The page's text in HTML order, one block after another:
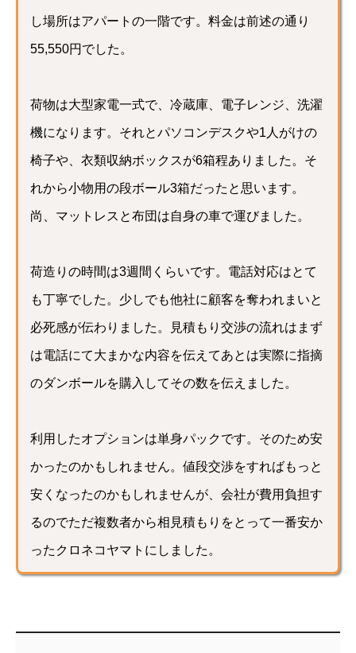
し場所はアパートの一階です。料金は前述の通り
55,550円でした。
荷物は大型家電一式で、冷蔵庫、電子レンジ、洗濯
機になります。それとパソコンデスクや1人がけの
椅子や、衣類収納ボックスが6箱程ありました。そ
れから小物用の段ボール3箱だったと思います。
尚、マットレスと布団は自身の車で運びました。
荷造りの時間は3週間くらいです。電話対応はとて
も丁寧でした。少しでも他社に顧客を奪われまいと
必死感が伝わりました。見積もり交渉の流れはまず
は電話にて大まかな内容を伝えてあとは実際に指摘
のダンボールを購入してその数を伝えました。
利用したオプションは単身パックです。そのため安
かったのかもしれません。値段交渉をすればもっと
安くなったのかもしれませんが、会社が費用負担す
るのでただ複数者から相見積もりをとって一番安か
ったクロネコヤマトにしました。